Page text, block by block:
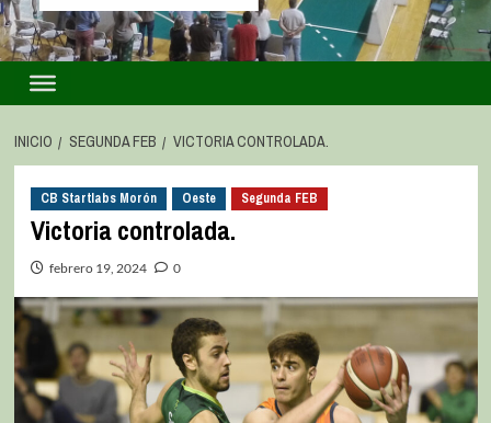
INICIO SEGUNDA FEB VICTORIA CONTROLADA.
CB Startlabs Morón Oeste Segunda FEB
Victoria controlada.
febrero 19, 2024 0